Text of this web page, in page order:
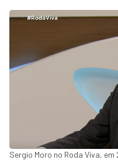
Sergio Moro no Roda Viva,